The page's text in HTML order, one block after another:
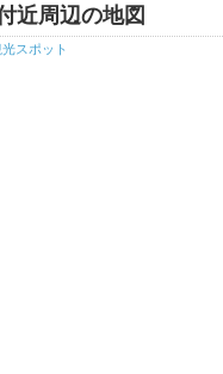
近周辺の地図
スポット